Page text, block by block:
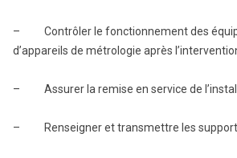
– Contrôler le fonctionnement des
d’appareils de métrologie après
– Assurer la remise en service de
– Renseigner et transmettre les